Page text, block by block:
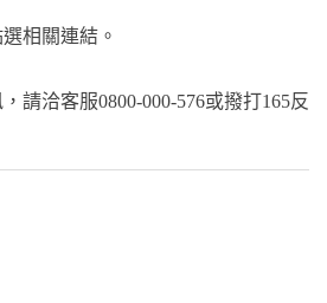
相關連結。
請洽客服0800-000-576或撥打165反